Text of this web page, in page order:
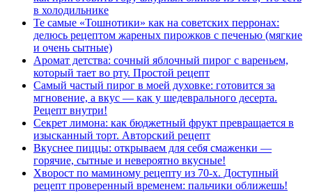
в холодильнике
Те самые «Тошнотики» как на советских перронах:
делюсь рецептом жареных пирожков с печенью (мягкие
и очень сытные)
Аромат детства: сочный яблочный пирог с вареньем,
который тает во рту. Простой рецепт
Самый частый пирог в моей духовке: готовится за
мгновение, а вкус — как у шедеврального десерта.
Рецепт внутри!
Секрет лимона: как бюджетный фрукт превращается в
изысканный торт. Авторский рецепт
Вкуснее пиццы: открываем для себя смаженки —
горячие, сытные и невероятно вкусные!
Хворост по маминому рецепту из 70-х. Доступный
рецепт проверенный временем: пальчики оближешь!